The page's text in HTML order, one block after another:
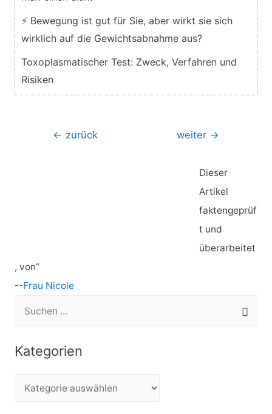
⚡ Bewegung ist gut für Sie, aber wirkt sie sich
wirklich auf die Gewichtsabnahme aus?
Toxoplasmatischer Test: Zweck, Verfahren und
Risiken
Beitragsnavigation
← zurück weiter →
Dieser
Artikel
faktengeprüf
t und
überarbeitet
, von”
--Frau Nicole
Kategorien